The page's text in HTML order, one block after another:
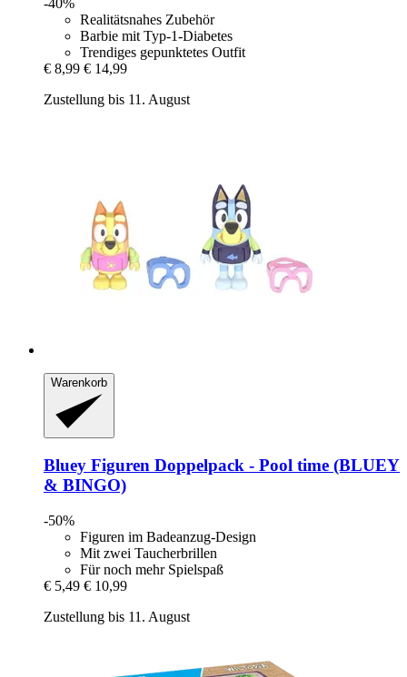
Realitätsnahes Zubehör
Barbie mit Typ-1-Diabetes
Trendiges gepunktetes Outfit
€ 8,99 € 14,99
Zustellung bis 11. August
Warenkorb
Bluey Figuren Doppelpack -​ Pool time (BLUEY
& BINGO)
-50%
Figuren im Badeanzug-Design
Mit zwei Taucherbrillen
Für noch mehr Spielspaß
€ 5,49 € 10,99
Zustellung bis 11. August